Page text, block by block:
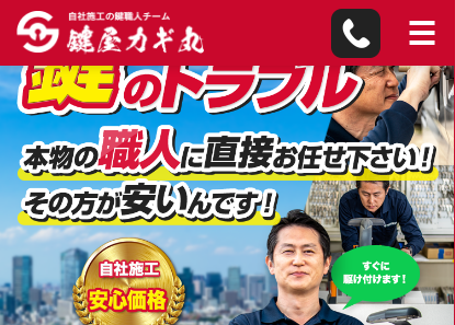
板橋区の鍵屋